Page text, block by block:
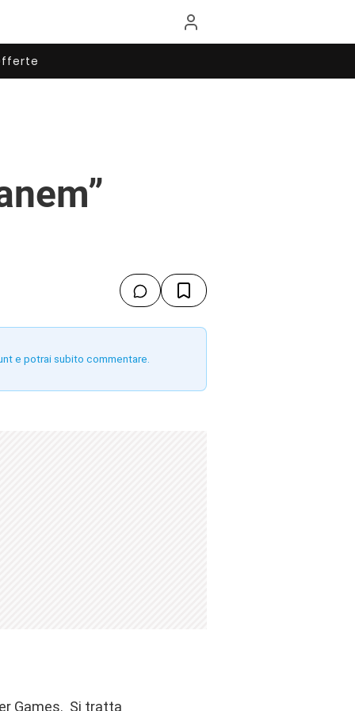
e potrai subito commentare.
Games. Si tratta